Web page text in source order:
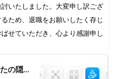
いたしました。大変申し訳ござ
ため、退職をお願いしたく存じ
せていただき、心より感謝申し
の隠れ